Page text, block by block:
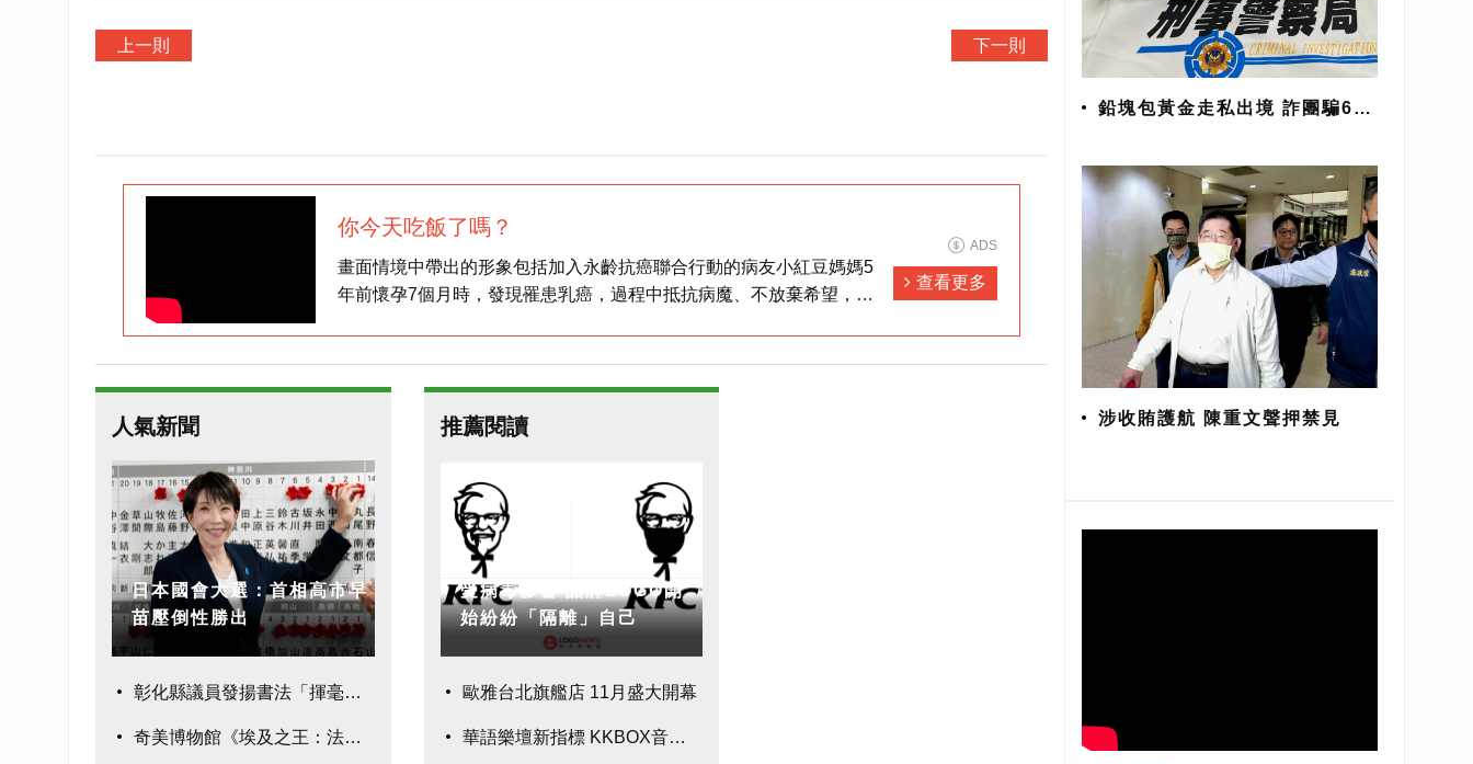
上一則 下一則
你今天吃飯了嗎？
畫面情境中帶出的形象包括加入永齡抗癌聯合行動的病友小紅豆媽媽5
年前懷孕7個月時，發現罹患乳癌，過程中抵抗病魔、不放棄希望，最
ADS
查看更多
人氣新聞
日本國會大選：首相高市早
苗壓倒性勝出
彰化縣議員發揚書法「揮毫開筆」 命理師示警：不能貼這字
奇美博物館《埃及之王：法老》280件真跡鉅獻
推薦閱讀
受病毒影響 品牌LOGO開
始紛紛「隔離」自己
歐雅台北旗艦店 11月盛大開幕
華語樂壇新指標 KKBOX音樂誌全面啟動
鉛塊包黃金走私出境 詐團騙6億
涉收賄護航 陳重文聲押禁見